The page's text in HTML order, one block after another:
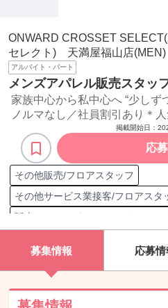
ONWARD CROSSET
セレクト) 天満屋福山店(MEN)
アルバイト・パート
メンズアパレル販売スタッ
家族中心から私中心へ “少しず
ノルマなし／社員割引あり＊
掲載開始日：
応
その他販売/フロアスタッフ
その他サービス業接客/フロアスタ
販売/フロアスタッフ（アパレル/ア
顧客 30代
商品陳列
ファストブ
対象顧客 リピート顧客
カジュアルブランド販売
募集情報 応募情